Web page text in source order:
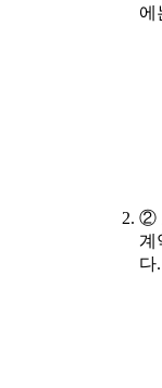
에
②
계
다.